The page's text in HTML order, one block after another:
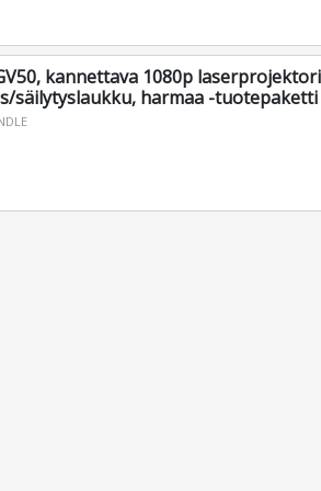
kannettava 1080p
säilytyslaukku, harmaa -tuotepaketti